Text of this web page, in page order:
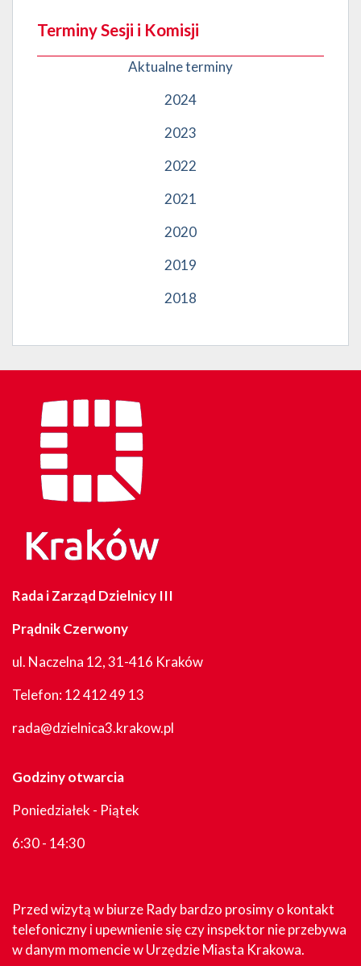
Terminy Sesji i Komisji
Aktualne terminy
2024
2023
2022
2021
2020
2019
2018
Rada i Zarząd Dzielnicy III
Prądnik Czerwony
ul. Naczelna 12, 31-416 Kraków
Telefon:12 412 49 13
rada@dzielnica3.krakow.pl
Godziny otwarcia
Poniedziałek - Piątek
6:30 - 14:30
Przed wizytą w biurze Rady bardzo prosimy o kontakt
telefoniczny i upewnienie się czy inspektor nie przebywa
w danym momencie w Urzędzie Miasta Krakowa.